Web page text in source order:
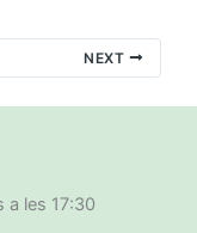
NEXT
a les 17:30